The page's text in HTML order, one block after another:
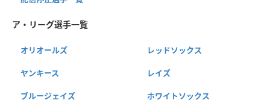
ア・リーグ選手一覧
オリオールズ レッドソックス
ヤンキース レイズ
ブルージェイズ ホワイトソックス